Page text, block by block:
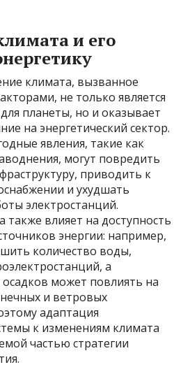
и его
климата, вызванное
не только является
планеты, но и оказывает
на энергетический сектор.
явления, такие как
могут повредить
приводить к
и ухудшать
электростанций.
влияет на доступность
энергии: например,
количество воды,
а
может повлиять на
и ветровых
адаптация
к изменениям климата
частью стратегии